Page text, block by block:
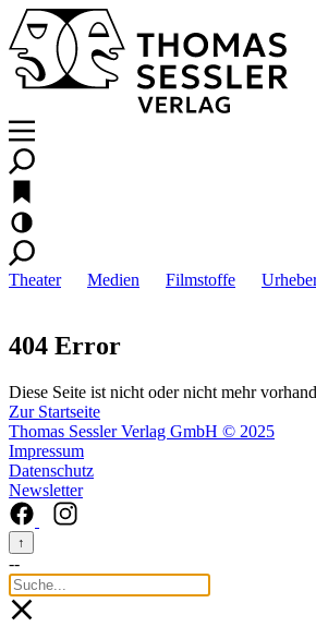
Theater Medien Filmstoffe
404 Error
Diese Seite ist nicht oder nicht mehr
Zur Startseite
Thomas Sessler Verlag GmbH © 2025
Impressum
Datenschutz
Newsletter
↑
--